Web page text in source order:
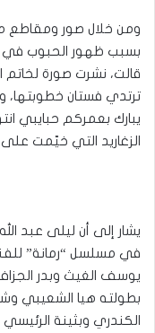
ومن خلال صور ومقاطع
بسبب ظهور الحبوب
قالت، نشرت صورة
ترتدي فستان خطوبتها،
يبارك بعمركم حبايبي
الزغاريد التي خيّمت على
يشار إلى أن ليلى عبد
في مسلسل “رمانة”
يوسف الغيث وبدر
بطولته هيا الشعيبي
الكندري وبثينة